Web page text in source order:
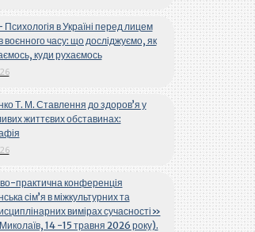
в Україні перед лицем
воєнного часу: що досліджуємо, як
куди рухаємось
Т. М. Ставлення до здоров’я у
життєвих обставинах:
практична конференція
сім’я в міжкультурних та
вимірах сучасності»
14 -15 травня 2026 року).